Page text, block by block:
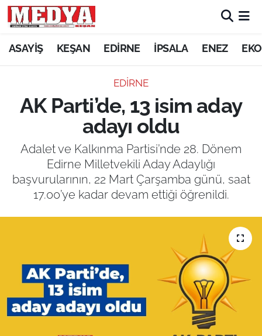
ASAYİŞ KEŞAN EDİRNE İPSALA ENEZ
EDİRNE
AK Parti’de, 13 isim aday
adayı oldu
Adalet ve Kalkınma Partisi’nde 28. Dönem
Edirne Milletvekili Aday Adaylığı
başvurularının, 22 Mart Çarşamba günü, saat
17.00’ye kadar devam ettiği öğrenildi.
KEŞAN
ASAYİŞ
GÜNDEM
EKONOMİ
TARIM VE HAYVANCILIK
KÜLTÜR SANAT